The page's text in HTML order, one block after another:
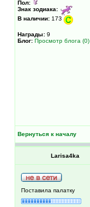
Пол:
Знак зодиака:
В наличии: 173
Награды: 9
Блог: Просмотр блога (0)
Вернуться к началу
Larisa4ka
Поставила палатку